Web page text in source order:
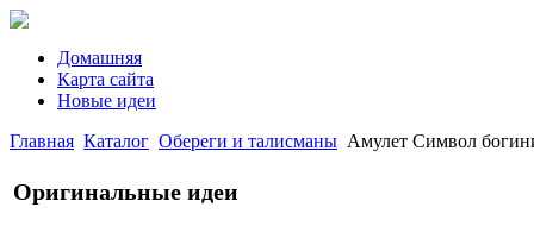
Домашняя
Карта сайта
Новые идеи
Главная Каталог Обереги и талисманы Амулет Символ
Оригинальные идеи